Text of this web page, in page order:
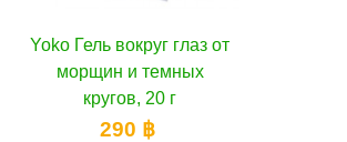
В корзину
Yoko Гель вокруг глаз от
морщин и темных
кругов, 20 г
290 ฿